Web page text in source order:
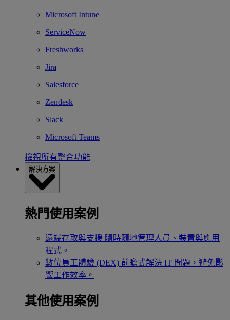
Microsoft Intune
ServiceNow
Freshworks
Jira
Salesforce
Zendesk
Slack
Microsoft Teams
檢視所有整合功能
解決方案
熱門使用案例
遠端存取與支援 隨時隨地管理人員、裝置與應用
程式。
數位員工體驗 (DEX) 前瞻式解決 IT 問題，避免影
響工作效率。
其他使用案例